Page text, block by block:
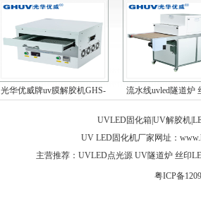
光华优威牌uv膜解胶机GHS-
流水线uvled隧道炉
UVLED固化箱|UV解胶机
UV LED固化机厂家网址：
主营推荐：UVLED点光源 UV隧道炉 丝印
粤ICP备